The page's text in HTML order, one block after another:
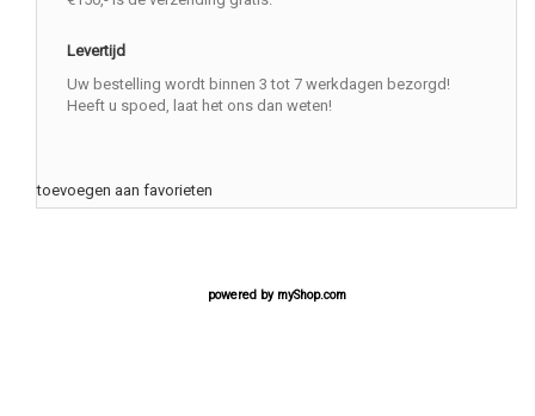
Levertijd
Uw bestelling wordt binnen 3 tot 7 werkdagen bezorgd!
Heeft u spoed, laat het ons dan weten!
toevoegen aan favorieten
powered by myShop.com